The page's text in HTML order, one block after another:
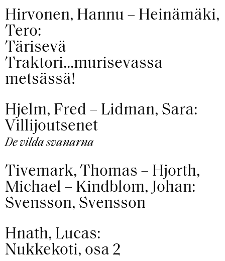
Hirvonen, Hannu – Heinämäki,
Tero:
Tärisevä
Traktori...murisevassa
metsässä!
Hjelm, Fred – Lidman, Sara:
Villijoutsenet
De vilda svanarna
Tivemark, Thomas – Hjorth,
Michael – Kindblom, Johan:
Svensson, Svensson
Hnath, Lucas:
Nukkekoti, osa 2